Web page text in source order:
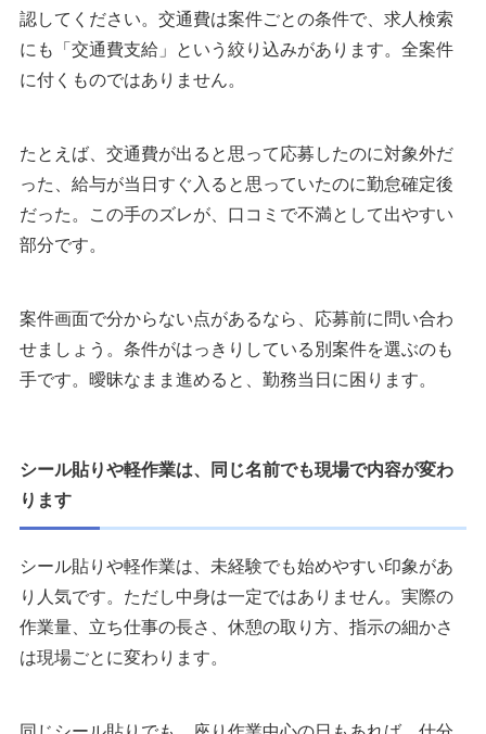
認してください。交通費は案件ごとの条件で、求人検索
にも「交通費支給」という絞り込みがあります。全案件
に付くものではありません。
たとえば、交通費が出ると思って応募したのに対象外だ
った、給与が当日すぐ入ると思っていたのに勤怠確定後
だった。この手のズレが、口コミで不満として出やすい
部分です。
案件画面で分からない点があるなら、応募前に問い合わ
せましょう。条件がはっきりしている別案件を選ぶのも
手です。曖昧なまま進めると、勤務当日に困ります。
シール貼りや軽作業は、同じ名前でも現場で内容が変わ
ります
シール貼りや軽作業は、未経験でも始めやすい印象があ
り人気です。ただし中身は一定ではありません。実際の
作業量、立ち仕事の長さ、休憩の取り方、指示の細かさ
は現場ごとに変わります。